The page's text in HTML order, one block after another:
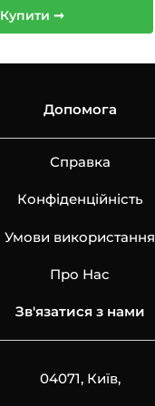
Купити ➞
Допомога
Справка
Конфіденційність
Умови використання
Про Нас
Зв'язатися з нами
04071, Київ,